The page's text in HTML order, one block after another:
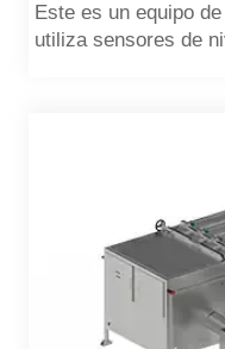
Este es un equipo
utiliza sensores de